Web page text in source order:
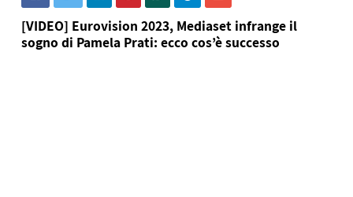
[VIDEO] Eurovision 2023, Mediaset infrange il
sogno di Pamela Prati: ecco cos’è successo